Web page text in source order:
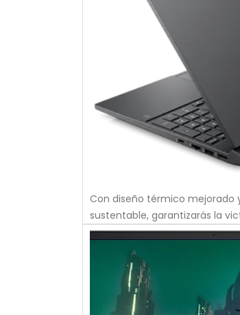
Con diseño térmico mejorado
sustentable, garantizarás la